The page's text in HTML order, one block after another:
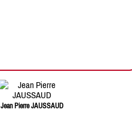
Jean Pierre JAUSSAUD